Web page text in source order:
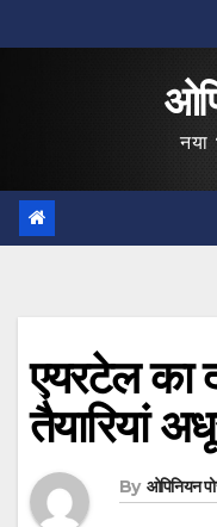
to
नया
एयरटेल का
तैयारियां
By ओपिनियन